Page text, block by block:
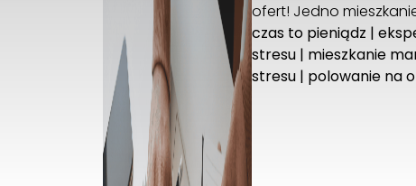
ofert! Jedno
czas to pieniądz |
stresu| mieszkanie
stresu| polowanie na